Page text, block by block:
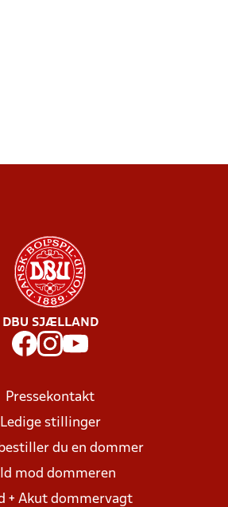
DBU SJÆLLAND
Pressekontakt
Ledige stillinger
du en dommer
mod dommeren
+ Akut dommervagt